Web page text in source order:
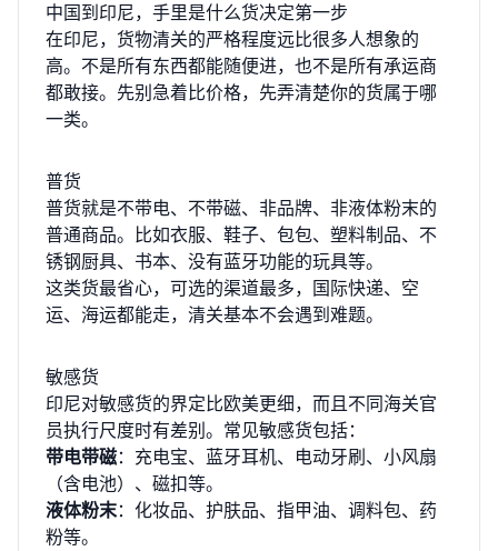
中国到印尼，手里是什么货决定第一步
在印尼，货物清关的严格程度远比很多人想象的
高。不是所有东西都能随便进，也不是所有承运商
都敢接。先别急着比价格，先弄清楚你的货属于哪
一类。
普货
普货就是不带电、不带磁、非品牌、非液体粉末的
普通商品。比如衣服、鞋子、包包、塑料制品、不
锈钢厨具、书本、没有蓝牙功能的玩具等。
这类货最省心，可选的渠道最多，国际快递、空
运、海运都能走，清关基本不会遇到难题。
敏感货
印尼对敏感货的界定比欧美更细，而且不同海关官
员执行尺度时有差别。常见敏感货包括：
带电带磁：充电宝、蓝牙耳机、电动牙刷、小风扇
（含电池）、磁扣等。
液体粉末：化妆品、护肤品、指甲油、调料包、药
粉等。